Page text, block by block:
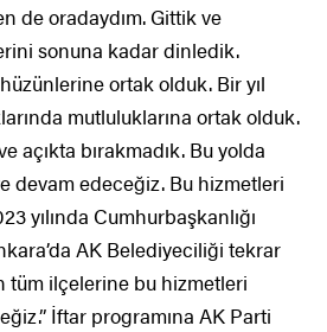
de oradaydım. Gittik ve
sonuna kadar dinledik.
ortak olduk. Bir yıl
mutluluklarına ortak olduk.
açıkta bırakmadık. Bu yolda
devam edeceğiz. Bu hizmetleri
yılında Cumhurbaşkanlığı
AK Belediyeciliği tekrar
tüm ilçelerine bu hizmetleri
İftar programına AK Parti